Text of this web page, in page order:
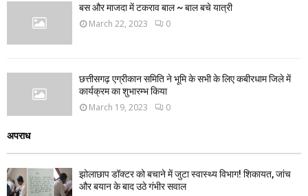
बस और माजदा में टकराव बाल ~ बाल बचे यात्री
March 22, 2023 0
छत्तीसगढ़ एग्रीकान समिति ने भूमि के सभी के लिए कबीरधाम जिले में
कार्यक्रम का शुभारम्भ किया
March 19, 2023 0
अपराध
झोलाछाप डॉक्टर को बचाने में जुटा स्वास्थ्य विभाग! शिकायत, जांच
और बयान के बाद उठे गंभीर सवाल